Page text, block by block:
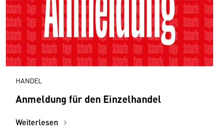
HANDEL
Anmeldung für den Einzelhandel
Weiterlesen